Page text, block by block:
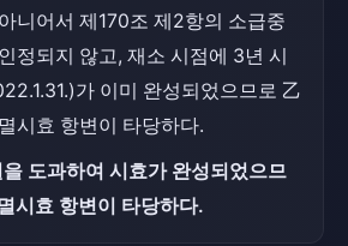
니어서 제170조 제2항의 소급중
정되지 않고, 재소 시점에 3년 시
가 이미 완성되었으므로 乙
시효 항변이 타당하다.
도과하여 시효가 완성되었으므
시효 항변이 타당하다.